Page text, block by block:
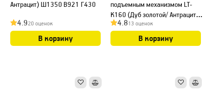
Антрацит) Ш1350 В921 Г430
4.920 оценок
В корзину
подъемным механизмом LT-
К160 (Дуб золотой/ Антрацит)
Ш1664 В927 Г2170
4.813 оценок
В корзину